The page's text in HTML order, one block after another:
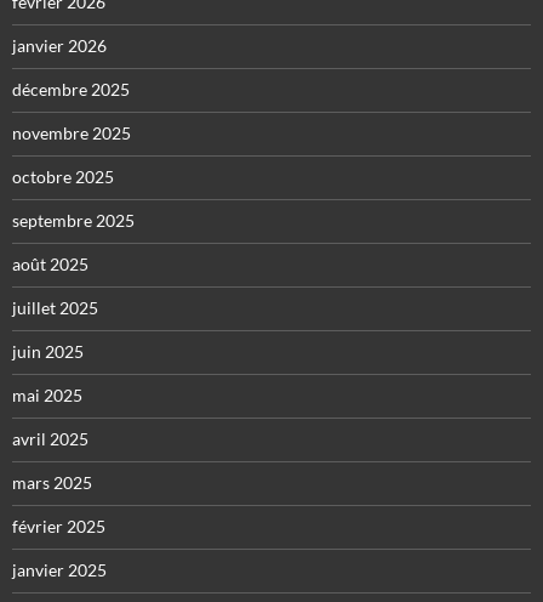
janvier 2026
décembre 2025
novembre 2025
octobre 2025
septembre 2025
août 2025
juillet 2025
juin 2025
mai 2025
avril 2025
mars 2025
février 2025
janvier 2025